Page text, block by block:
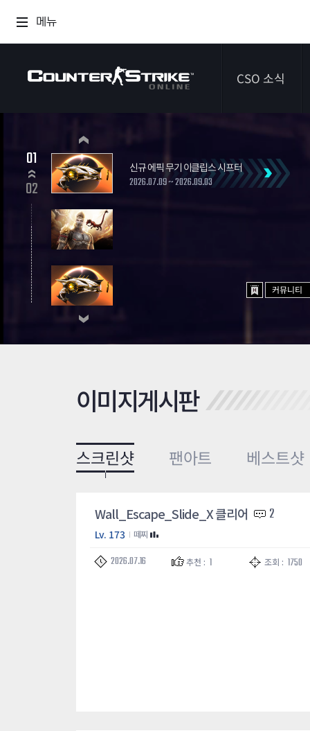
메뉴
CSO 소식
이벤트
신규 에픽 무기 이클립스 시프터
2026.07.09 ~ 2026.09.03
01
02
커뮤니티
이미지게시판
스크린샷 팬아트 베스트샷
Wall_Escape_Slide_X 클리어 2
Lv. 173 떼찌
2026.07.16 추천 : 1 조회 : 1750